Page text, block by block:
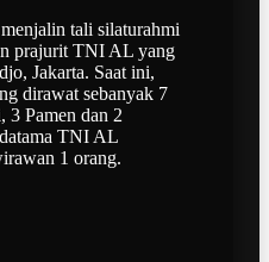
tali silaturahmi
prajurit TNI AL yang
Jakarta. Saat ini,
dirawat sebanyak 7
3 Pamen dan 2
TNI AL
1 orang.